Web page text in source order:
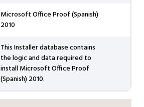
Microsoft Office Proof (Spanish)
2010
This Installer database contains
the logic and data required to
install Microsoft Office Proof
(Spanish) 2010.